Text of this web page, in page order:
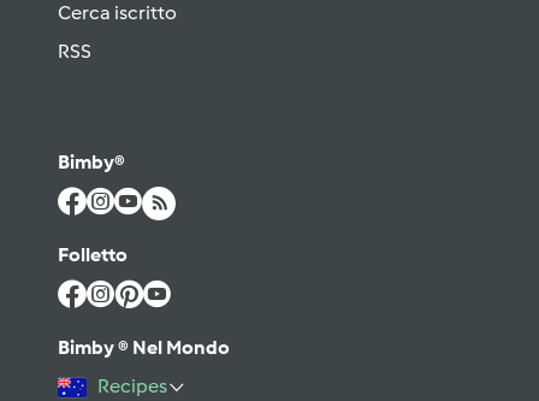
Cerca iscritto
RSS
Bimby®
Folletto
Bimby ® Nel Mondo
Recipes